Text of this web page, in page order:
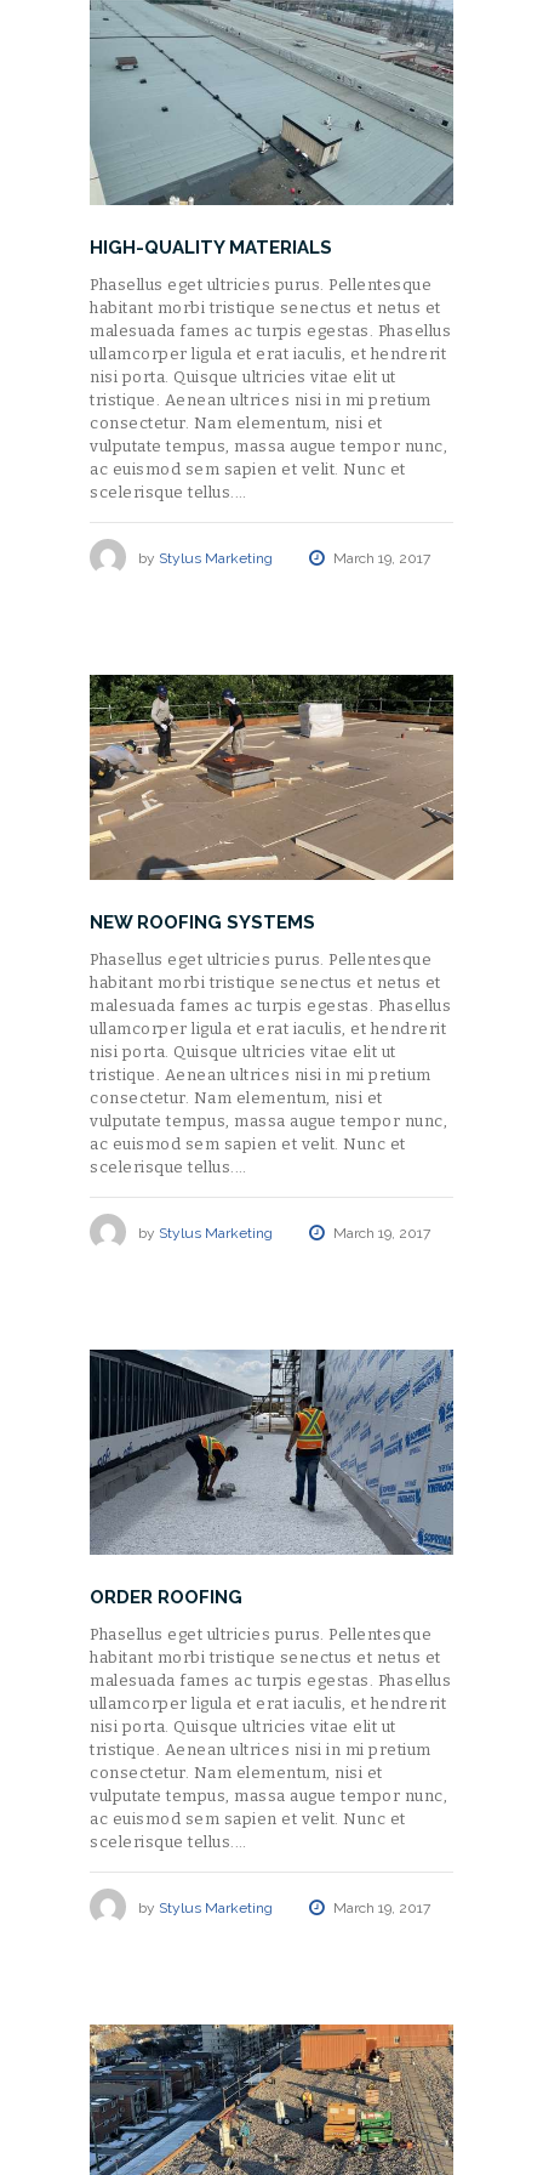
HIGH-QUALITY MATERIALS
Phasellus eget ultricies purus. Pellentesque
habitant morbi tristique senectus et netus et
malesuada fames ac turpis egestas. Phasellus
ullamcorper ligula et erat iaculis, et hendrerit
nisi porta. Quisque ultricies vitae elit ut
tristique. Aenean ultrices nisi in mi pretium
consectetur. Nam elementum, nisi et
vulputate tempus, massa augue tempor nunc,
ac euismod sem sapien et velit. Nunc et
scelerisque tellus.…
by Stylus Marketing March 19, 2017
NEW ROOFING SYSTEMS
Phasellus eget ultricies purus. Pellentesque
habitant morbi tristique senectus et netus et
malesuada fames ac turpis egestas. Phasellus
ullamcorper ligula et erat iaculis, et hendrerit
nisi porta. Quisque ultricies vitae elit ut
tristique. Aenean ultrices nisi in mi pretium
consectetur. Nam elementum, nisi et
vulputate tempus, massa augue tempor nunc,
ac euismod sem sapien et velit. Nunc et
scelerisque tellus.…
by Stylus Marketing March 19, 2017
ORDER ROOFING
Phasellus eget ultricies purus. Pellentesque
habitant morbi tristique senectus et netus et
malesuada fames ac turpis egestas. Phasellus
ullamcorper ligula et erat iaculis, et hendrerit
nisi porta. Quisque ultricies vitae elit ut
tristique. Aenean ultrices nisi in mi pretium
consectetur. Nam elementum, nisi et
vulputate tempus, massa augue tempor nunc,
ac euismod sem sapien et velit. Nunc et
scelerisque tellus.…
by Stylus Marketing March 19, 2017